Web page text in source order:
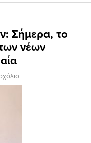
Σήμερα, το
νέων